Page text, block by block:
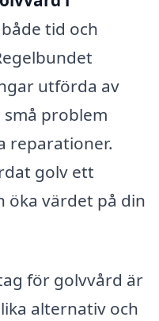
tid och
utförda av
problem
reparationer.
golv ett
öka värdet på din
för golvvård är
alternativ och